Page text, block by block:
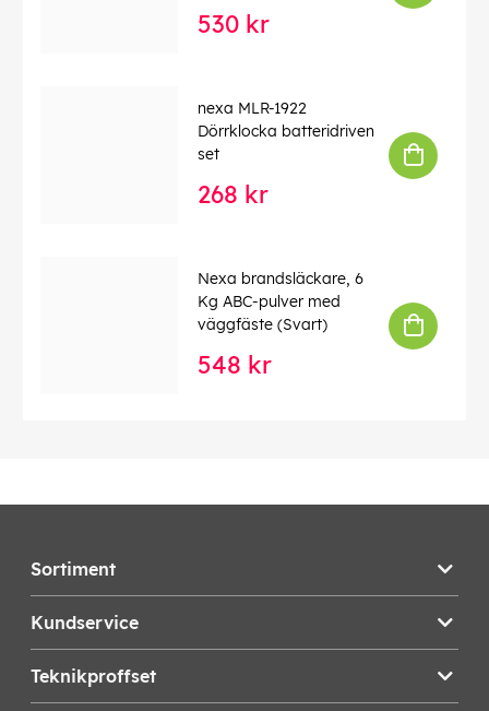
530 kr
nexa MLR-1922
Dörrklocka batteridriven
set
268 kr
Nexa brandsläckare, 6
Kg ABC-pulver med
väggfäste (Svart)
548 kr
Sortiment
Kundservice
Teknikproffset